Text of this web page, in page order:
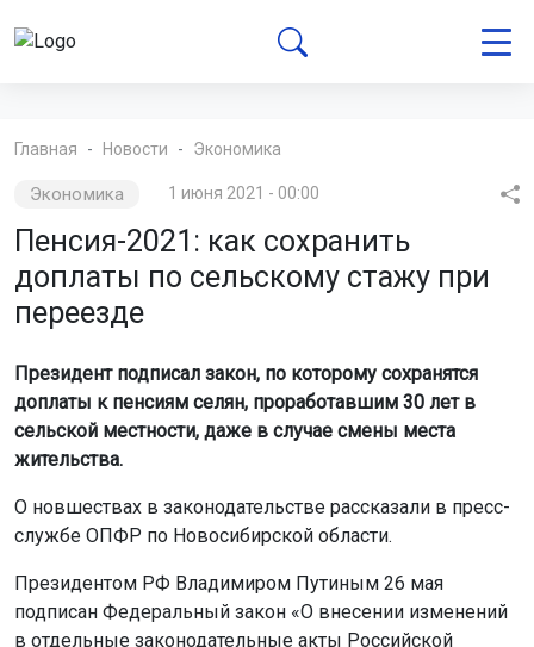
Главная Новости Экономика
Экономика 1 июня 2021 - 00:00
Пенсия-2021: как сохранить
доплаты по сельскому стажу при
переезде
Президент подписал закон, по которому сохранятся
доплаты к пенсиям селян, проработавшим 30 лет в
сельской местности, даже в случае смены места
жительства.
О новшествах в законодательстве рассказали в пресс-
службе ОПФР по Новосибирской области.
Президентом РФ Владимиром Путиным 26 мая
подписан Федеральный закон «О внесении изменений
в отдельные законодательные акты Российской